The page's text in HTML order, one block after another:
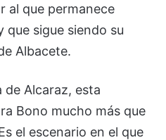
al que permanece
sigue siendo su
Albacete.
de Alcaraz, esta
Bono mucho más que
el escenario en el que